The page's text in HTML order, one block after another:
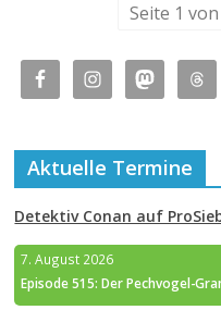
Seite 1
Aktuelle Termine
Detektiv Conan auf
7. August 2026
Episode 515: Der Pechvogel-